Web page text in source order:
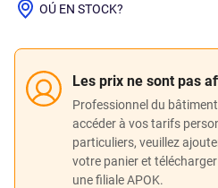
Les prix ne sont pas
Professionnel du
accéder à vos tarifs
particuliers, veuillez
votre panier et
une filiale APOK.
OÚ EN STOCK?